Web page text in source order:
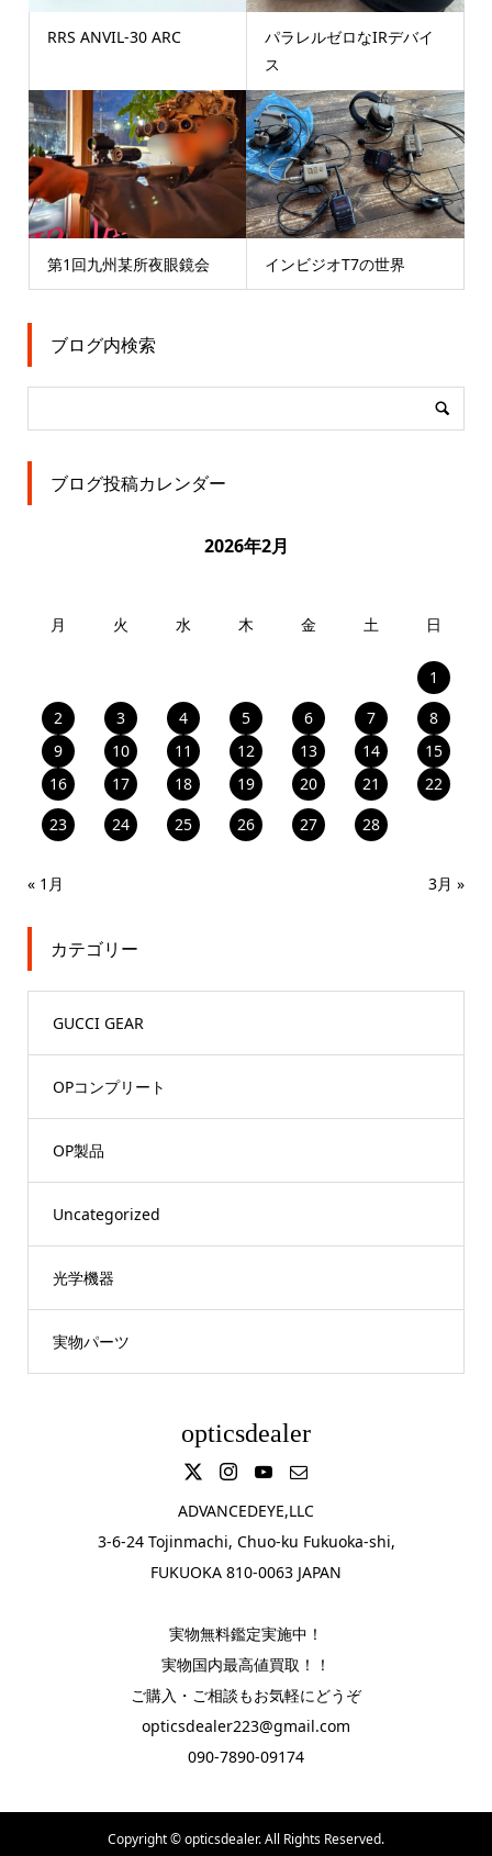
RRS ANVIL-30 ARC
パラレルゼロなIRデバイ
ス
第1回九州某所夜眼鏡会 インビジオT7の世界
ブログ内検索
ブログ投稿カレンダー
2026年2月
月 火 水 木 金 土 日
1
2
3 4 5 6 7
8
9
10 11 12 13 14
15
16
17 18 19 20 21
22
23
24 25 26 27 28
« 1月 3月 »
カテゴリー
GUCCI GEAR
OPコンプリート
OP製品
Uncategorized
光学機器
実物パーツ
opticsdealer
ADVANCEDEYE,LLC
3-6-24 Tojinmachi, Chuo-ku Fukuoka-shi,
FUKUOKA 810-0063 JAPAN
実物無料鑑定実施中！
実物国内最高値買取！！
ご購入・ご相談もお気軽にどうぞ
opticsdealer223@gmail.com
090-7890-09174
Copyright ©opticsdealer. All Rights Reserved.